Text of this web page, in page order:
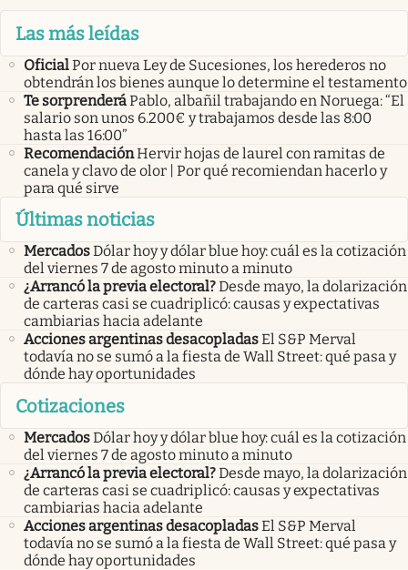
Las más leídas
OficialPor nueva Ley de Sucesiones, los herederos no
obtendrán los bienes aunque lo determine el testamento
Te sorprenderáPablo, albañil trabajando en Noruega: “El
salario son unos 6.200€ y trabajamos desde las 8:00
hasta las 16:00”
RecomendaciónHervir hojas de laurel con ramitas de
canela y clavo de olor | Por qué recomiendan hacerlo y
para qué sirve
Últimas noticias
MercadosDólar hoy y dólar blue hoy: cuál es la cotización
del viernes 7 de agosto minuto a minuto
¿Arrancó la previa electoral?Desde mayo, la dolarización
de carteras casi se cuadriplicó: causas y expectativas
cambiarias hacia adelante
Acciones argentinas desacopladasEl S&P Merval
todavía no se sumó a la fiesta de Wall Street: qué pasa y
dónde hay oportunidades
Cotizaciones
MercadosDólar hoy y dólar blue hoy: cuál es la cotización
del viernes 7 de agosto minuto a minuto
¿Arrancó la previa electoral?Desde mayo, la dolarización
de carteras casi se cuadriplicó: causas y expectativas
cambiarias hacia adelante
Acciones argentinas desacopladasEl S&P Merval
todavía no se sumó a la fiesta de Wall Street: qué pasa y
dónde hay oportunidades